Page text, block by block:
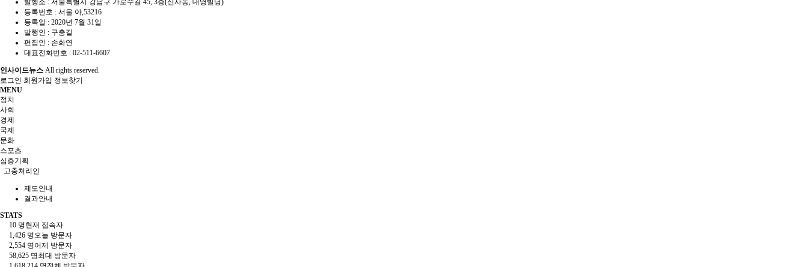
등록번호 : 서울 아,53216
등록일 : 2020년 7월 31일
발행인 : 구충길
편집인 : 손화연
대표전화번호 : 02-511-6607
인사이드뉴스 All rights reserved.
로그인 회원가입 정보찾기
MENU
정치
사회
경제
국제
문화
스포츠
심층기획
고충처리인
제도안내
결과안내
STATS
10 명현재 접속자
1,426 명 오늘 방문자
2,554 명어제 방문자
58,625 명최대 방문자